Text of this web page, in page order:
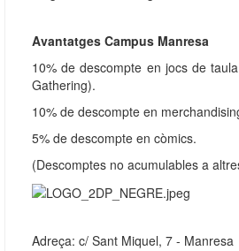
Avantatges Campus Manresa
10% de descompte en jocs de
Gathering).
10% de descompte en
5% de descompte en còmics.
(Descomptes no acumulables a
Adreça: c/ Sant Miquel, 7 - Manresa